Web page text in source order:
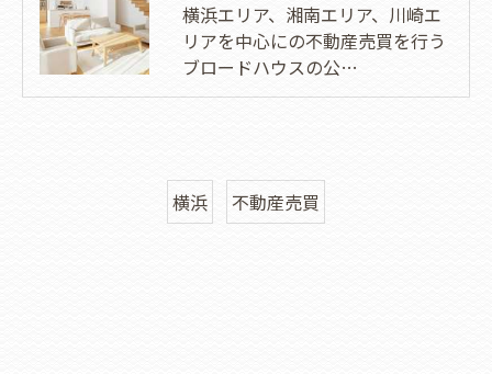
横浜エリア、湘南エリア、川崎エ
リアを中心にの不動産売買を行う
ブロードハウスの公…
横浜 不動産売買